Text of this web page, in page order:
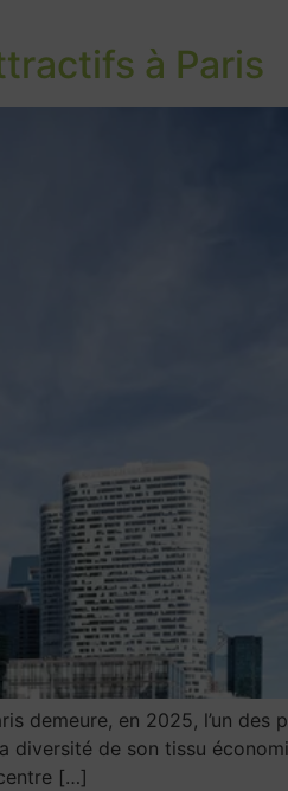
à Paris
demeure, en 2025, l’un
diversité de son tissu
[…]